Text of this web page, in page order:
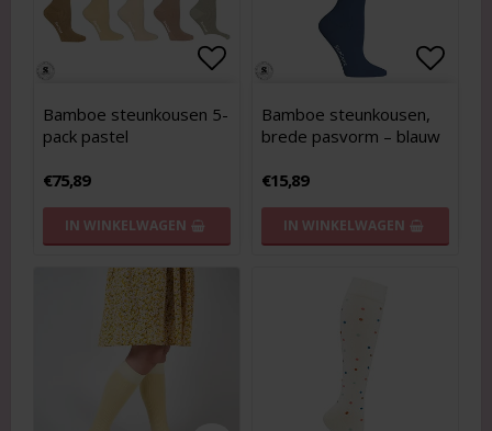
Add to list of favorites
Add to list of favorites
Bamboe steunkousen 5-
pack pastel
€75,89
IN WINKELWAGEN
Add
Add
Bamboe steunkousen,
brede pasvorm – blauw
€15,89
IN WINKELWAGEN